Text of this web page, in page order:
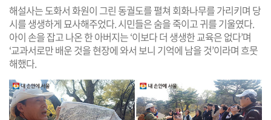
해설사는 도화서 화원이 그린 동궐도를 펼쳐 회화나무를 가리키며 당
시를 생생하게 묘사해주었다. 시민들은 숨을 죽이고 귀를 기울였다.
아이 손을 잡고 나온 한 아버지는 ‘이보다 더 생생한 교육은 없다’며
‘교과서로만 배운 것을 현장에 와서 보니 기억에 남을 것’이라며 흐뭇
해했다.